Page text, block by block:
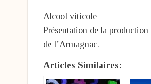
Alcool viticole
Présentation de la
de l’Armagnac.
Articles Similaires: